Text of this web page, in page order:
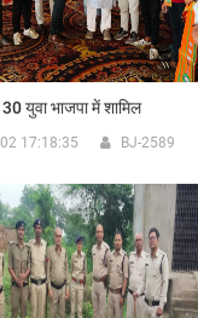
युवा भाजपा में शामिल
17:18:35 BJ-2589